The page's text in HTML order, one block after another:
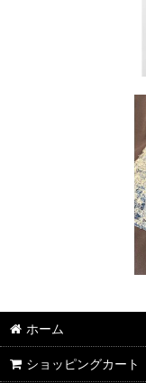
ホーム
ショッピングカート